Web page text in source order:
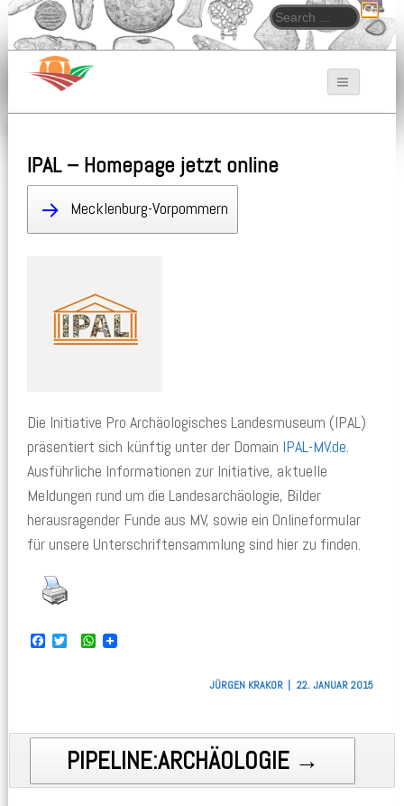
Bodendenkmalpfleger.de
Search for:
IPAL – Homepage jetzt online
Mecklenburg-Vorpommern
Die Initiative Pro Archäologisches Landesmuseum (IPAL)
präsentiert sich künftig unter der Domain IPAL-MV.de.
Ausführliche Informationen zur Initiative, aktuelle
Meldungen rund um die Landesarchäologie, Bilder
herausragender Funde aus MV, sowie ein Onlineformular
für unsere Unterschriftensammlung sind hier zu finden.
F
k
T W
p
JÜRGEN KRAKOR 22. JANUAR 2015
Post navigation
PIPELINE:ARCHÄOLOGIE →